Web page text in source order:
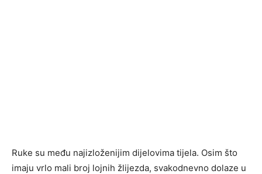
Ruke su među najizloženijim dijelovima tijela. Osim što
imaju vrlo mali broj lojnih žlijezda, svakodnevno dolaze u